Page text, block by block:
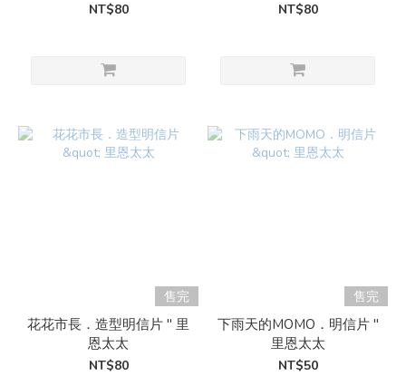
NT$80 NT$80
售完
花花市長．造型明信片 " 里
恩太太
NT$80
售完
下雨天的MOMO．明信片 "
里恩太太
NT$50